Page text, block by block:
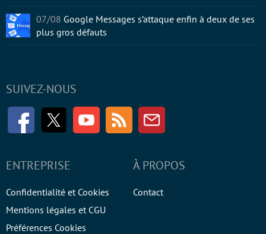
SUIVEZ-NOUS
FacebookTwitter Youtube RSS Newsletter
ENTREPRISE
Confidentialité et Cookies
Mentions légales et CGU
Préférences Cookies
À PROPOS
Contact
07/08 Google Messages s’attaque enfin à deux de ses
plus gros défauts